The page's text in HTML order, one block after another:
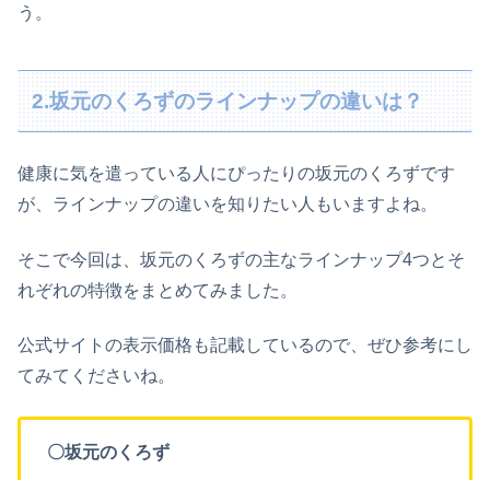
う。
2.坂元のくろずのラインナップの違いは？
健康に気を遣っている人にぴったりの坂元のくろずです
が、ラインナップの違いを知りたい人もいますよね。
そこで今回は、坂元のくろずの主なラインナップ4つとそ
れぞれの特徴をまとめてみました。
公式サイトの表示価格も記載しているので、ぜひ参考にし
てみてくださいね。
〇坂元のくろず